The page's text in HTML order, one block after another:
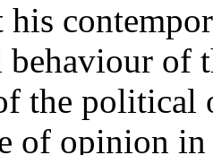
behaviour of
the
of opinion in